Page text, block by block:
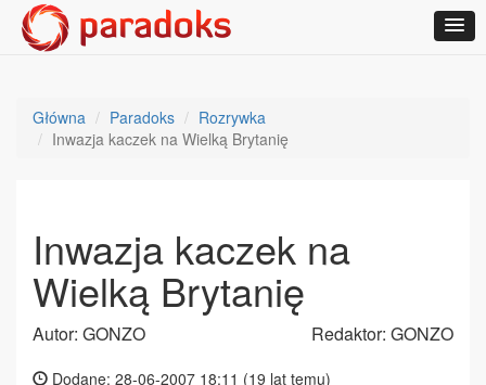
Główna Paradoks
Rozrywka
Inwazja kaczek na Wielką Brytanię
Inwazja kaczek na
Wielką Brytanię
Autor: GONZO Redaktor: GONZO
Dodane: 28-06-2007 18:11 (19 lat temu)